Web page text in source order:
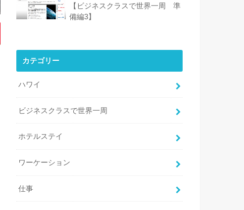
【ビジネスクラスで世界一周 準
備編3】
カテゴリー
ハワイ
ビジネスクラスで世界一周
ホテルステイ
ワーケーション
仕事